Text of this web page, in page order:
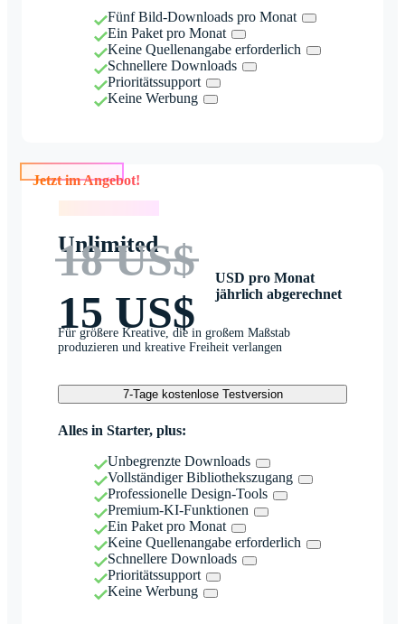
Fünf Bild-Downloads pro Monat
Ein Paket pro Monat
Keine Quellenangabe erforderlich
Schnellere Downloads
Prioritätssupport
Keine Werbung
Jetzt im Angebot!
Unlimited
18 US$
15 US$
USD pro Monat
jährlich abgerechnet
Für größere Kreative, die in großem Maßstab
produzieren und kreative Freiheit verlangen
7-Tage kostenlose Testversion
Alles in Starter, plus:
Unbegrenzte Downloads
Vollständiger Bibliothekszugang
Professionelle Design-Tools
Premium-KI-Funktionen
Ein Paket pro Monat
Keine Quellenangabe erforderlich
Schnellere Downloads
Prioritätssupport
Keine Werbung